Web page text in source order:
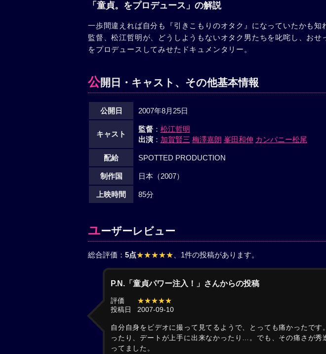
「童貞。をプロデュース」の解説
一歩間違えれば自分も『引きこもりのオタク』になっていたかも
監督、松江哲明が、どうしようもないオタク男たちを叱咤し、おせ
をプロデュースしてみせたドキュメンタリー。
公開日・キャスト、その他基本情報
公開日 2007年8月25日
キャスト
監督： 松江哲明
出演： 加賀賢三 梅澤嘉朗 峯田和伸 カンパニー松尾
配給 SPOTTED PRODUCTION
制作国 日本（2007）
上映時間 85分
ユーザーレビュー
総合評価： 5点★★★★★ 、1件の投稿があります。
P.N.「童貞パワー注入！」さんからの投稿
評価
★★★★★
投稿日
2007-09-10
自分自身をビデオに撮って見てるようで、とっても痛かったです
ったり、デートが上手に出来なかったり…。でも、その痛さが秀
ってました。